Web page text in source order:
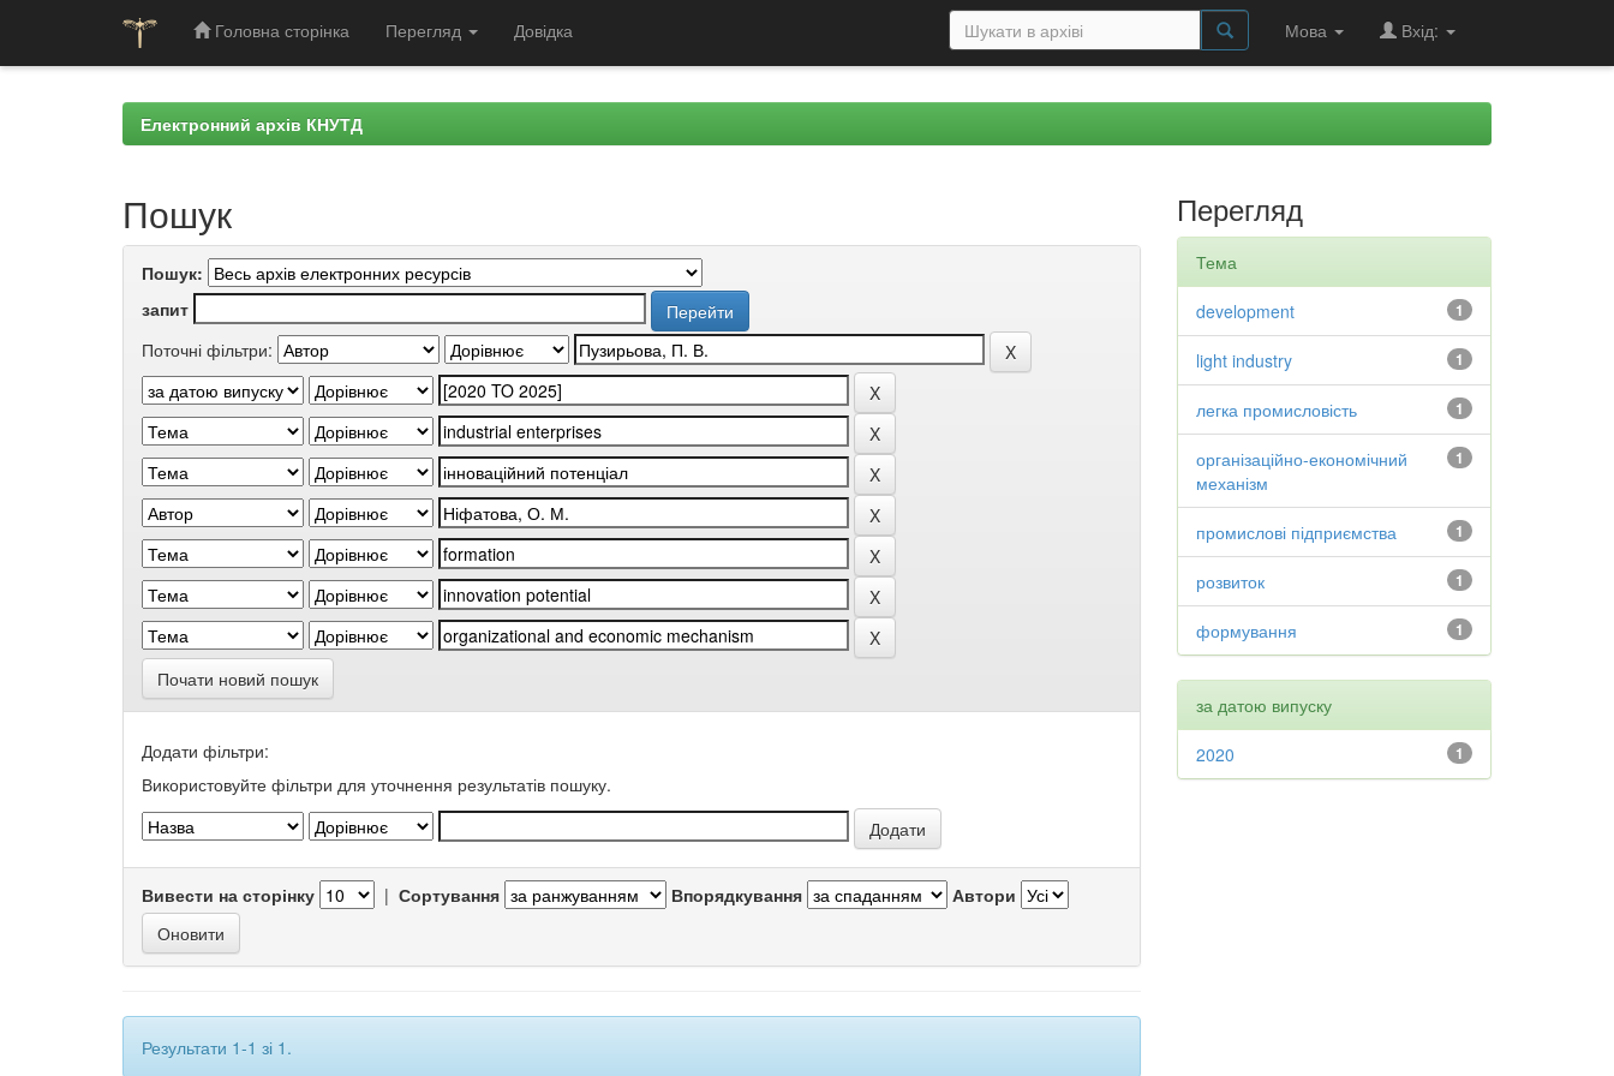
Головна сторінка Перегляд Довідка Мова Вхід:
Електронний архів КНУТД
Пошук
Пошук:
запит
Поточні фільтри:
Почати новий пошук
Додати фільтри:
Використовуйте фільтри для уточнення результатів пошуку.
Вивести на сторінку | Сортування Впорядкування Автори
Результати 1-1 зі 1.
Перегляд
Тема
1
development
1
light industry
1
легка промисловість
1
організаційно-економічний
механізм
1
промислові підприємства
1
розвиток
1
формування
за датою випуску
1
2020